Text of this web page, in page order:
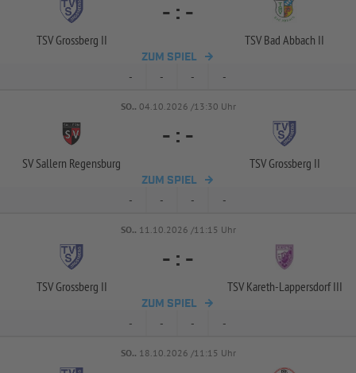
TSV Grossberg II
- : -
TSV Bad Abbach II
ZUM SPIEL
- - - -
SO.. 04.10.2026 /13:30 Uhr
SV Sallern Regensburg
- : -
TSV Grossberg II
ZUM SPIEL
- - - -
SO.. 11.10.2026 /11:15 Uhr
TSV Grossberg II
- : -
TSV Kareth-Lappersdorf III
ZUM SPIEL
- - - -
SO.. 18.10.2026 /11:15 Uhr